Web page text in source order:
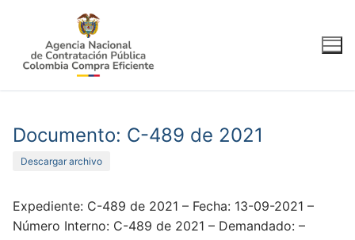
contenido
Documento: C-489 de 2021
Descargar archivo
Expediente: C-489 de 2021 – Fecha: 13-09-2021 –
Número Interno: C-489 de 2021 – Demandado: –